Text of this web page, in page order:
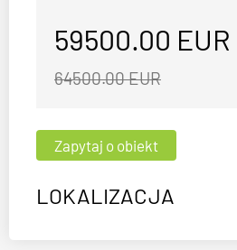
59500.00 EUR
64500.00 EUR
LOKALIZACJA